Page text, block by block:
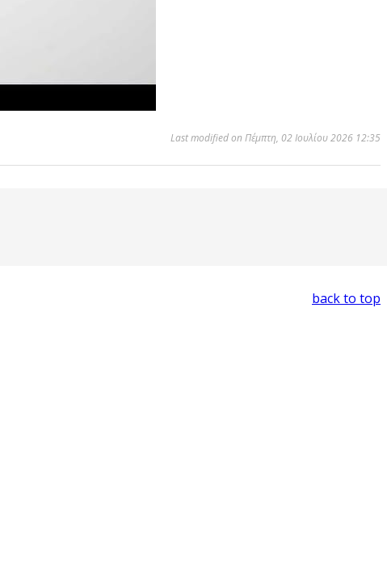
Last modified on Πέμπτη, 02 Ιουλίου 2026 12:35
back to top